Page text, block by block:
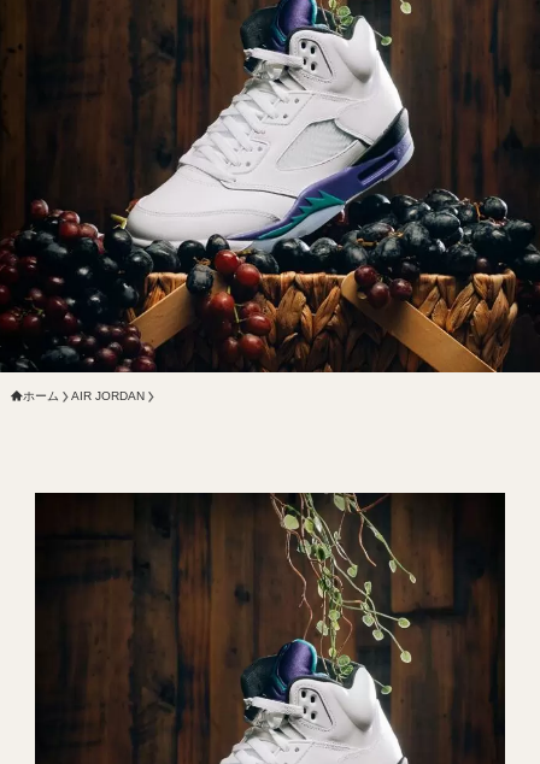
ホーム AIR JORDAN